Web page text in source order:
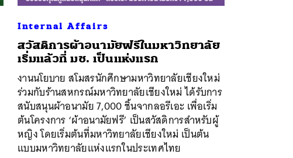
Internal Affairs
สวัสดิการผ้าอนามัยฟรีในมหาวิทยาลัย
เริ่มแล้วที่ มช. เป็นแห่งแรก
งานนโยบาย สโมสรนักศึกษามหาวิทยาลัยเชียงใหม่
ร่วมกับร้านสหกรณ์มหาวิทยาลัยเชียงใหม่ ได้รับการ
สนับสนุนผ้าอนามัย 7,000 ชิ้นจากลอรีเอะ เพื่อเริ่ม
ต้นโครงการ ‘ผ้าอนามัยฟรี’ เป็นสวัสดิการสำหรับผู้
หญิง โดยเริ่มต้นที่มหาวิทยาลัยเชียงใหม่ เป็นต้น
แบบมหาวิทยาลัยแห่งแรกในประเทศไทย